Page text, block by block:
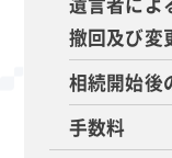
撤回及び変
相続開始後
手数料